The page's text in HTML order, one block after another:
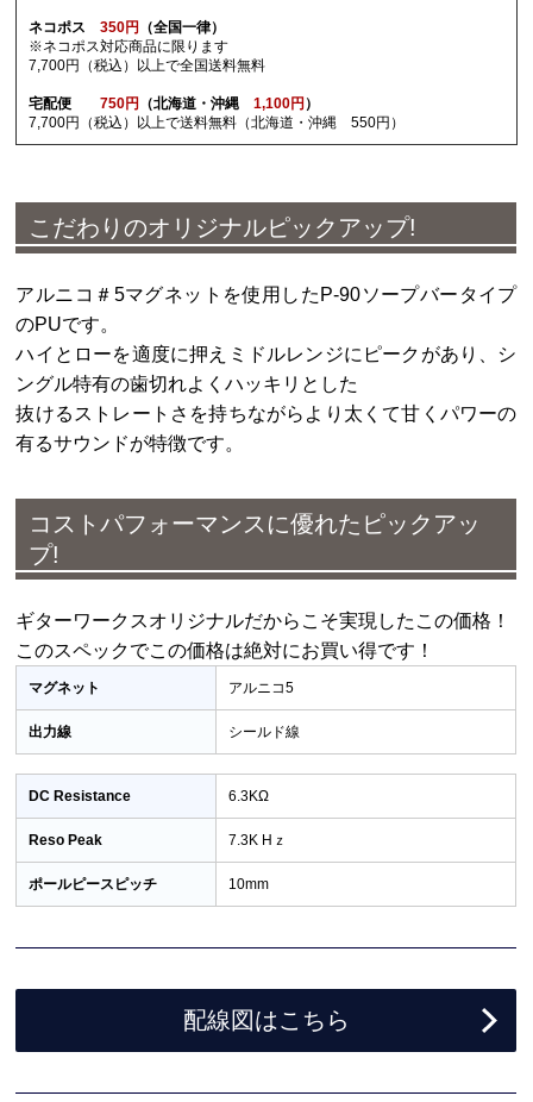
ネコポス350円
（全国一律）
※ネコポス対応商品に限ります
7,700円（税込）以上で全国送料無料
宅配便750円 （北海道・沖縄1,100円 ）
7,700円（税込）以上で送料無料（北海道・沖縄 550円）
こだわりのオリジナルピックアップ!
アルニコ＃5マグネットを使用したP-90ソープバータイプ
のPUです。
ハイとローを適度に押えミドルレンジにピークがあり、シ
ングル特有の歯切れよくハッキリとした
抜けるストレートさを持ちながらより太くて甘くパワーの
有るサウンドが特徴です。
コストパフォーマンスに優れたピックアッ
プ!
ギターワークスオリジナルだからこそ実現したこの価格！
このスペックでこの価格は絶対にお買い得です！
マグネット アルニコ5
出力線 シールド線
DC Resistance 6.3KΩ
Reso Peak 7.3K Hｚ
ポールピースピッチ 10mm
配線図はこちら